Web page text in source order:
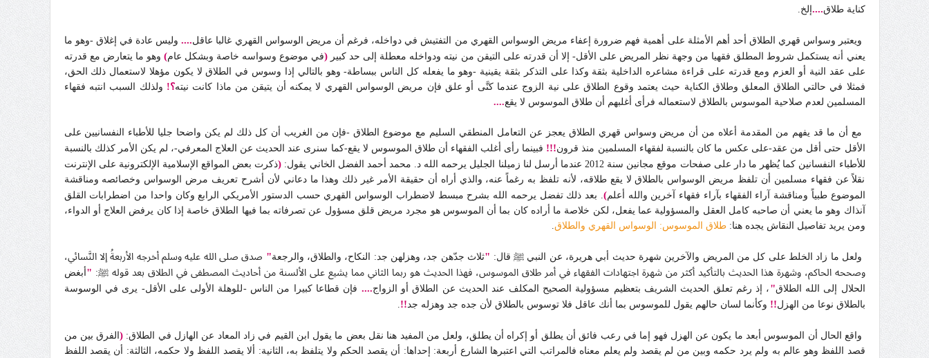
كناية طلاق.... إلخ.
ويعتبر وسواس قهري الطلاق أحد أهم الأمثلة على أهمية فهم ضرورة إعفاء مريض الوسواس القهري من التفتيش في دواخله، فرغم أن مريض الوسواس القهري غالبا عاقل....وليس عادة في إغلاق -وهو ما
يعني أنه يستكمل شروط المطلق فقهيا من وجهة نظر المريض على الأقل- إلا أن قدرته على التيقن من نيته ودواخله معطلة إلى حد كبير (في موضوع وسواسه خاصة وبشكل عام) وهو ما يتعارض مع قدرته
على عقد النية أو العزم ومع قدرته على قراءة مشاعره الداخلية بثقة وكذا على التذكر بثقة يقينية -وهو ما يفعله كل الناس ببساطة- وهو بالتالي إذا وسوس في الطلاق لا يكون مؤهلا لاستعمال ذلك الحق،
فمثلا في حالتي الطلاق المعلق وطلاق الكناية حيث يعتمد وقوع الطلاق على نية الزوج عندما كنَّى أو علق فإن مريض الوسواس القهري لا يمكنه أن يتيقن من ماذا كانت نيته؟! ولذلك السبب انتبه فقهاء
المسلمين لعدم صلاحية الموسوس بالطلاق لاستعماله فرأى أغلبهم أن طلاق الموسوس لا يقع....
مع أن ما قد يفهم من المقدمة أعلاه من أن مريض وسواس قهري الطلاق يعجز عن التعامل المنطقي السليم مع موضوع الطلاق -فإن من الغريب أن كل ذلك لم يكن واضحا جليا للأطباء النفسانيين على
الأقل حتى أقل من عقد-على عكس ما كان بالنسبة لفقهاء المسلمين منذ قرون!!! فبينما رأى أغلب الفقهاء أن طلاق الموسوس لا يقع-كما سنرى عند الحديث عن العلاج المعرفي-، لم يكن الأمر كذلك بالنسبة
للأطباء النفسانين كما يُظهر ما دار على صفحات موقع مجانين سنة 2012 عندما أرسل لنا زميلنا الجليل يرحمه الله د. محمد أحمد الفضل الخاني يقول:
(ذكرت بعض المواقع الإسلامية الإلكترونية على الإنترنت
نقلاً عن فقهاء مسلمين أن تلفظ مريض الوسواس بالطلاق لا يقع طلاقه، لأنه تلفظ به رغماً عنه، والذي أراه أن حقيقة الأمر غير ذلك وهذا ما دعاني لأن أشرح تعريف مرض الوسواس وخصائصه ومناقشة
الموضوع طبياً ومناقشة آراء الفقهاء بآراء فقهاء آخرين والله أعلم). بعد ذلك تفضل يرحمه الله بشرح مبسط لاضطراب الوسواس القهري حسب الدستور الأمريكي الرابع وكان واحدا من اضطرابات القلق
آنذاك وهو ما يعني أن صاحبه كامل العقل والمسؤولية عما يفعل، لكن خلاصة ما أراده كان بما أن الموسوس هو مجرد مريض قلق مسؤول عن تصرفاته بما فيها الطلاق خاصة إذا كان يرفض العلاج أو الدواء،
ومن يريد تفاصيل النقاش يجده هنا:طلاق الموسوس: الوسواس القهري والطلاق.
ولعل ما زاد الخلط على كل من المريض والآخرين شهرة حديث أبي هريرة، عن النبي ﷺ قال: "ثلاث جدّهن جد، وهزلهن جد: النكاح، والطلاق، والرجعة" صدق صلى الله عليه وسلم أخرجه الأربعةُ إلا النَّسائي،
وصححه الحاكم، وشهرة هذا الحديث بالتأكيد أكثر من شهرة اجتهادات الفقهاء في أمر طلاق الموسوس، فهذا الحديث هو ربما الثاني مما يشيع على الألسنة من أحاديث المصطفى في الطلاق بعد قوله ﷺ: " أبغض
الحلال إلى الله الطلاق" ، إذ رغم تعلق الحديث الشريف بتعظيم مسؤولية الصحيح المكلف عند الحديث عن الطلاق أو الزواج.... فإن قطاعا كبيرا من الناس -للوهلة الأولى على الأقل- يرى في الوسوسة
بالطلاق نوعا من الهزل!! وكأنما لسان حالهم يقول للموسوس بما أنك عاقل فلا توسوس بالطلاق لأن جده جد وهزله جد!!
.
واقع الحال أن الموسوس أبعد ما يكون عن الهزل فهو إما في رعب فائق أن يطلق أو إكراه أن يطلق، ولعل من المفيد هنا نقل بعض ما يقول ابن القيم في زاد المعاد عن الهازل في الطلاق: (الفرق بين من
قصد اللفظ وهو عالم به ولم يرد حكمه وبين من لم يقصد ولم يعلم معناه فالمراتب التي اعتبرها الشارع أربعة: إحداها: أن يقصد الحكم ولا يتلفظ به، الثانية: ألا يقصد اللفظ ولا حكمه، الثالثة: أن يقصد اللفظ